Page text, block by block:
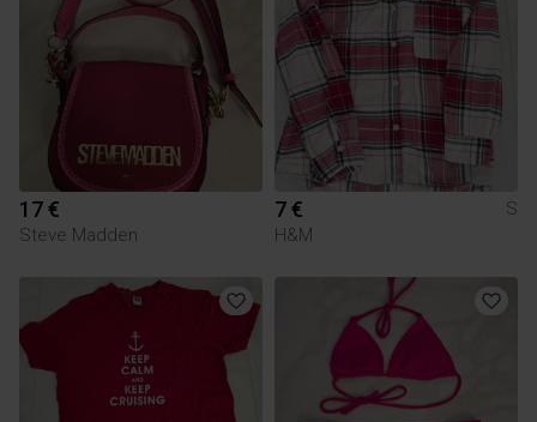
17 €
Steve Madden
7 €
S
H&M